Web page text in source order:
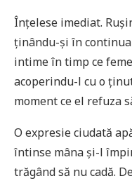
Înțelese imediat.
ținându-și în
intime în timp ce
acoperindu-l cu o
moment ce el refuza
O expresie ciudată
întinse mâna și-l
trăgând să nu cadă.